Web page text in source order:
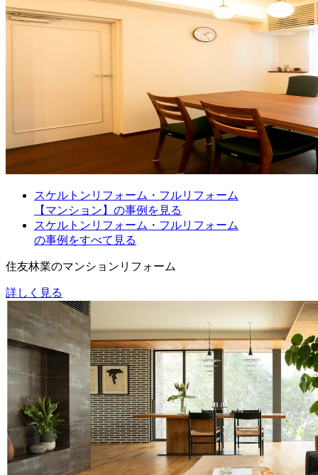
スケルトンリフォーム・フルリフォーム
【マンション】の事例を見る
スケルトンリフォーム・フルリフォーム
の事例をすべて見る
住友林業のマンションリフォーム
詳しく見る